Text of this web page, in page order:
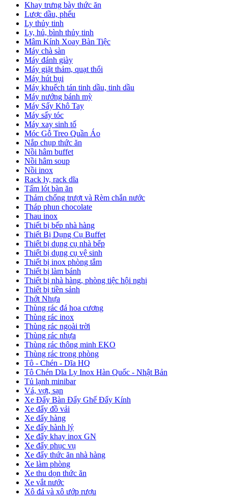
Khay trưng bày thức ăn
Lược dầu, phểu
Ly thủy tinh
Ly, hủ, bình thủy tinh
Mâm Kính Xoay Bàn Tiệc
Máy chà sàn
Máy đánh giày
Máy giặt thảm, quạt thổi
Máy hút bụi
Máy khuếch tán tinh dầu, tinh dầu
Máy nướng bánh mỳ
Máy Sấy Khô Tay
Máy sấy tóc
Máy xay sinh tố
Móc Gỗ Treo Quần Áo
Nắp chụp thức ăn
Nồi hâm buffet
Nồi hâm soup
Nồi inox
Rack ly, rack dĩa
Tấm lót bàn ăn
Thảm chống trượt và Rèm chắn nước
Tháp phun chocolate
Thau inox
Thiết bị bếp nhà hàng
Thiết Bị Dụng Cụ Buffet
Thiết bị dụng cụ nhà bếp
Thiết bị dụng cụ vệ sinh
Thiết bị inox phòng tắm
Thiết bị làm bánh
Thiết bị nhà hàng, phòng tiệc hội nghị
Thiết bị tiền sảnh
Thớt Nhựa
Thùng rác đá hoa cương
Thùng rác inox
Thùng rác ngoài trời
Thùng rác nhựa
Thùng rác thông minh EKO
Thùng rác trong phòng
Tô - Chén - Dĩa HQ
Tô Chén Dĩa Ly Inox Hàn Quốc - Nhật Bản
Tủ lạnh minibar
Vá, vợt, sạn
Xe Đẩy Bàn Đẩy Ghế Đẩy Kính
Xe đẩy đồ vải
Xe đẩy hàng
Xe đẩy hành lý
Xe đẩy khay inox GN
Xe đẩy phục vụ
Xe đẩy thức ăn nhà hàng
Xe làm phòng
Xe thu dọn thức ăn
Xe vắt nước
Xô đá và xô ướp rượu